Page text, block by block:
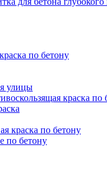
по бетону
улицы
краска по
краска по бетону
по бетону